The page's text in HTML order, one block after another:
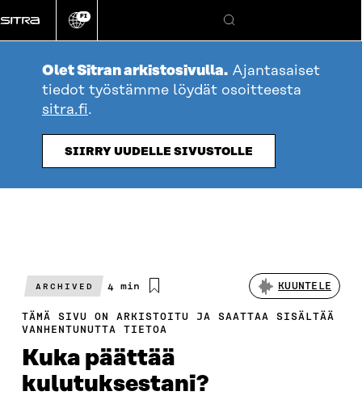
suoraan
sisältöön
Vaihda
kieli
FI
Hae
Olet Sitran arkistosivulla. Ajantasaiset
tiedot työstämme löydät osoitteesta
sitra.fi.
SIIRRY UUDELLE SIVUSTOLLE
ARCHIVED
Arvioitu
4 min KUUNTELE
TÄMÄ SIVU ON ARKISTOITU JA SAATTAA SISÄLTÄÄ
VANHENTUNUTTA TIETOA
Kuka päättää
kulutuksestani?